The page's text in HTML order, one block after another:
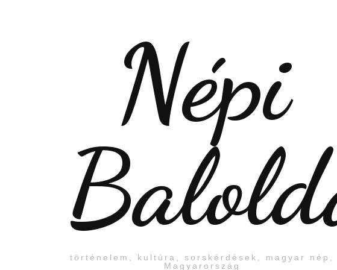
Népi
történelem, kultúra, sorskérdések, magyar nép,
Magyarország